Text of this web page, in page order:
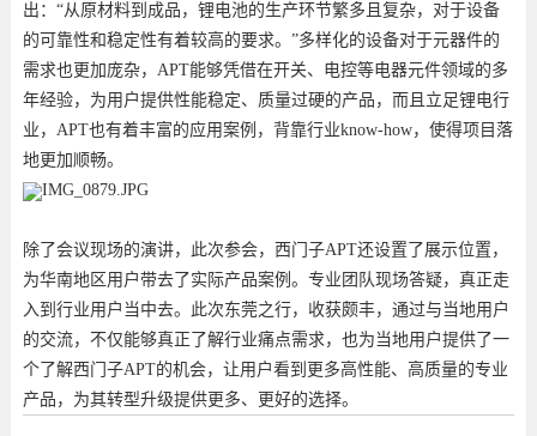
出：“从原材料到成品，锂电池的生产环节繁多且复杂，对于设备
的可靠性和稳定性有着较高的要求。”多样化的设备对于元器件的
需求也更加庞杂， APT能够凭借在开关、电控等电器元件领域的多
年经验，为用户提供性能稳定、质量过硬的产品，而且立足锂电行
业， APT也有着丰富的应用案例，背靠行业know-how，使得项目落
地更加顺畅。
除了会议现场的演讲，此次参会，西门子APT还设置了展示位置，
为华南地区用户带去了实际产品案例。专业团队现场答疑，真正走
入到行业用户当中去。此次东莞之行，收获颇丰，通过与当地用户
的交流，不仅能够真正了解行业痛点需求，也为当地用户提供了一
个了解西门子APT的机会，让用户看到更多高性能、高质量的专业
产品，为其转型升级提供更多、更好的选择。